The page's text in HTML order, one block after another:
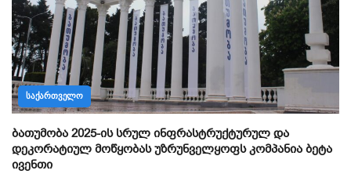
ᲡᲐᲥᲐᲠᲗᲕᲔᲚᲝ
ბათუმობა 2025-ის სრულ ინფრასტრუქტურულ და
დეკორატიულ მოწყობას უზრუნველყოფს კომპანია ბეტა
ივენთი